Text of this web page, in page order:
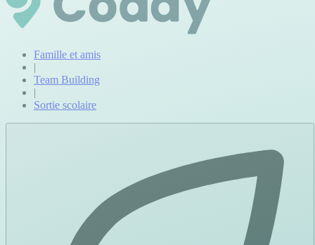
Famille et amis
|
Team Building
|
Sortie scolaire